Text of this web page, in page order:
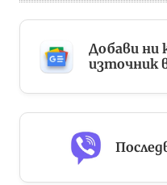
Добави ни
източник